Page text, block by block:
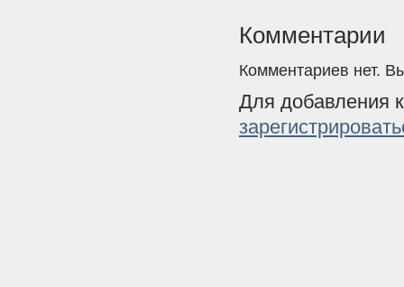
Комментарии
Комментариев нет.
Для добавления